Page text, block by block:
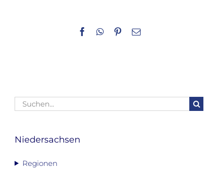
Facebook
WhatsApp
Pinterest
E-
Suche
nach:
Niedersachsen
Regionen